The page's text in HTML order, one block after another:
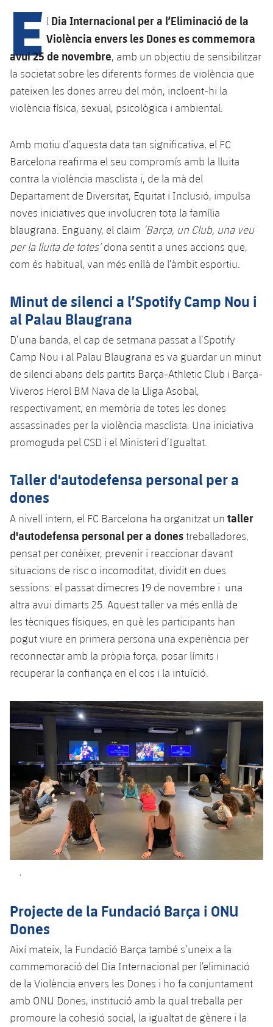
plusicon
més
Instal·lacions
Spotify Camp Nou
Palau Blaugrana
Barça Cafe
Ciutat Esportiva
La Masia
plusicon
més
Serveis
Accessibilitat
plusicon
més
Instal·lacions
SUB13
SUB12
SUB11 A
SUB11 B
SUB10 A
SUB10 B
SUB9 A
SUB9 B
SUB8 A
SUB8 B
SUB13 B
SUB12 C
SUB11 C
Entrades
Gameday Shows
Resultats
Jugadors
Fotos
Història
Palmarès
Barça Atlètic
Cadet A
Infantil A
Mini
PLUSICON
MÉS
Primer Equip
plusicon
més
Actualitat
Entrades
Resultats
Classificació
Jugadors
Història
Palmarès
Barça Atlètic
plusicon
més
Calendari
Resultats
Classificació
Jugadors
Base
plusicon
més
Juvenil
Cadet A
Cadet B
Infantil B
PLUSICON
MÉS
Primer equip
plusicon
més
Actualitat
Calendari
Entrades
Resultats
Classificació
Jugadors
Fotos
Palmarès
Història
Barça Atlètic
plusicon
més
Actualitat
Calendari
Jugadors
Classificació
Base
Actualitat
Juvenil
Infantil
Aleví
Campus Verano
PLUSICON
MÉS
Primer equip
plusicon
més
Calendari
Resultats
Classificació
Jugadors
Fotos
Palmarès
Barça Atlètic
plusicon
més
Actualitat
Resultats
Jugadors
Classificació
Base
plusicon
més
Barça C
Junior
Juvenil
Infantil
Aleví
PLUSICON
MÉS
Informació general
plusicon
més
Notícies
Atletisme
plusicon
més
Actualitat
Masculí
Femení
Bàsquet en cadira de rodes
plusicon
més
Actualitat
Resultats
Classificació
Hockey gel
plusicon
més
Actualitat
Jugadors
Calendari
Resultats
Classificació
Hoquei herba
plusicon
més
Notícies
Hockey Herba Masculí
Hockey Herba Femení
Patinatge artístic
plusicon
més
Plantilla
Agenda
Escola de Patinatge
Rugby
plusicon
més
Actualitat
Jugadors
Calendari
Fotos
Voleibol
plusicon
més
Notícies
Apunta't a les amateurs
plusicon
més
VALORANT Rising
VALORANT Game Changers
E l Dia Internacional per a l’Eliminació de la
Violència envers les Dones es commemora
avui 25 de novembre, amb un objectiu de sensibilitzar
la societat sobre les diferents formes de violència que
pateixen les dones arreu del món, incloent-hi la
violència física, sexual, psicològica i ambiental.
Amb motiu d’aquesta data tan significativa, el FC
Barcelona reafirma el seu compromís amb la lluita
contra la violència masclista i, de la mà del
Departament de Diversitat, Equitat i Inclusió, impulsa
noves iniciatives que involucren tota la família
blaugrana. Enguany, el claim ‘Barça, un Club, una veu
per la lluita de totes’dona sentit a unes accions que,
com és habitual, van més enllà de l’àmbit esportiu.
Minut de silenci a l’Spotify Camp Nou i
al Palau Blaugrana
D’una banda, el cap de setmana passat a l’Spotify
Camp Nou i al Palau Blaugrana es va guardar un minut
de silenci abans dels partits Barça-Athletic Club i Barça-
Viveros Herol BM Nava de la Lliga Asobal,
respectivament, en memòria de totes les dones
assassinades per la violència masclista. Una iniciativa
promoguda pel CSD i el Ministeri d’Igualtat.
Taller d'autodefensa personal per a
dones
A nivell intern, el FC Barcelona ha organitzat un taller
d'autodefensa personal per a donestreballadores,
pensat per conèixer, prevenir i reaccionar davant
situacions de risc o incomoditat, dividit en dues
sessions: el passat dimecres 19 de novembre i una
altra avui dimarts 25. Aquest taller va més enllà de
les tècniques físiques, en què les participants han
pogut viure en primera persona una experiència per
reconnectar amb la pròpia força, posar límits i
recuperar la confiança en el cos i la intuïció.
.
Projecte de la Fundació Barça i ONU
Dones
Així mateix, la Fundació Barça també s’uneix a la
commemoració del Dia Internacional per l’eliminació
de la Violència envers les Dones i ho fa conjuntament
amb ONU Dones, institució amb la qual treballa per
promoure la cohesió social, la igualtat de gènere i la